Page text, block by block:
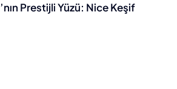
Prestijli Yüzü: Nice Keşif